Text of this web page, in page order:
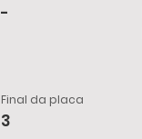
-
Final da placa
3